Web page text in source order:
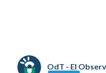
OdT - El